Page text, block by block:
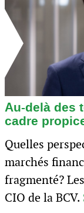
Au-delà des
cadre
Quelles
marchés
fragmenté?
CIO de la BCV.